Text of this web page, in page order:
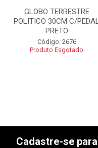
GLOBO TERRESTRE
POLITICO 30CM C/
PRETO
Código: 2676
Produto Esgotado
Cadastre-se